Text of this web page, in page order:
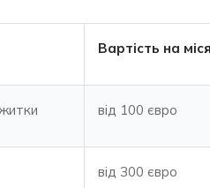
Вартість на
від 100 євро
від 300 євро